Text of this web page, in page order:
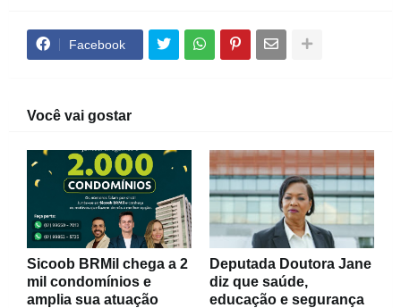
Facebook
Você vai gostar
Sicoob BRMil chega a 2
mil condomínios e
amplia sua atuação
Deputada Doutora Jane
diz que saúde,
educação e segurança